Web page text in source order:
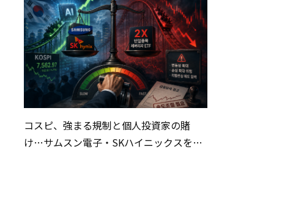
コスピ、強まる規制と個人投資家の賭
け…サムスン電子・SKハイニックスを巡